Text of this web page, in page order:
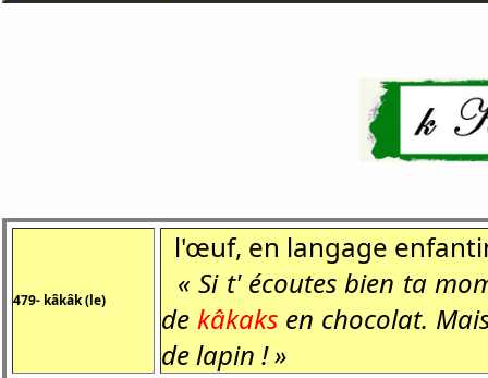
479- kâkâk (le)
l'œuf, en langage
« Si t' écoutes bien ta
de kâkaksen chocolat.
de lapin ! »